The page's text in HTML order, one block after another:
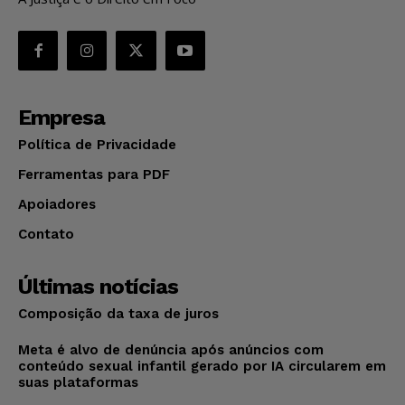
Empresa
Política de Privacidade
Ferramentas para PDF
Apoiadores
Contato
Últimas notícias
Composição da taxa de juros
Meta é alvo de denúncia após anúncios com
conteúdo sexual infantil gerado por IA circularem em
suas plataformas